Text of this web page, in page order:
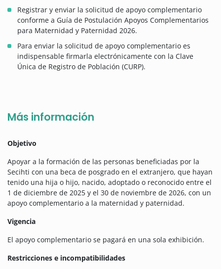
Registrar y enviar la solicitud de apoyo complementario
conforme a Guía de Postulación Apoyos Complementarios
para Maternidad y Paternidad 2026.
Para enviar la solicitud de apoyo complementario es
indispensable firmarla electrónicamente con la Clave
Única de Registro de Población (CURP).
Más información
Objetivo
Apoyar a la formación de las personas beneficiadas por la
Secihti con una beca de posgrado en el extranjero, que hayan
tenido una hija o hijo, nacido, adoptado o reconocido entre el
1 de diciembre de 2025 y el 30 de noviembre de 2026, con un
apoyo complementario a la maternidad y paternidad.
Vigencia
El apoyo complementario se pagará en una sola exhibición.
Restricciones e incompatibilidades